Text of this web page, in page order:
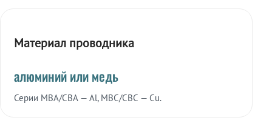
Материал проводника
алюминий или медь
Серии МВА/СВА — Al, МВС/СВС — Cu.